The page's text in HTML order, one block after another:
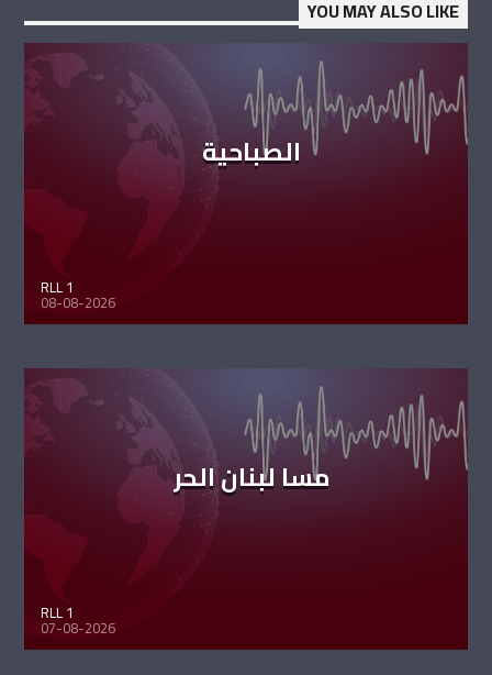
YOU MAY ALSO LIKE
الصباحية
RLL 1
08-08-2026
مسا لبنان الحر
RLL 1
07-08-2026